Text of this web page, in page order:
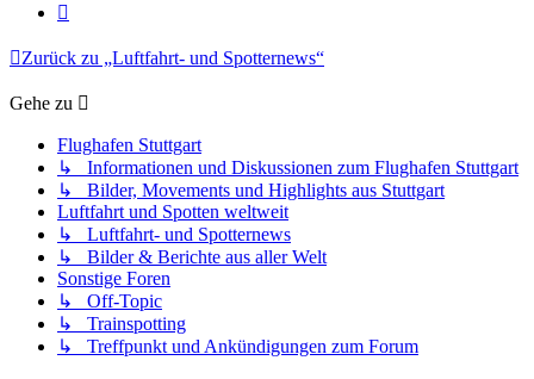
Zurück zu „Luftfahrt- und Spotternews“
Gehe zu
Flughafen Stuttgart
↳ Informationen und Diskussionen zum Flughafen Stuttgart
↳ Bilder, Movements und Highlights aus Stuttgart
Luftfahrt und Spotten weltweit
↳ Luftfahrt- und Spotternews
↳ Bilder & Berichte aus aller Welt
Sonstige Foren
↳ Off-Topic
↳ Trainspotting
↳ Treffpunkt und Ankündigungen zum Forum